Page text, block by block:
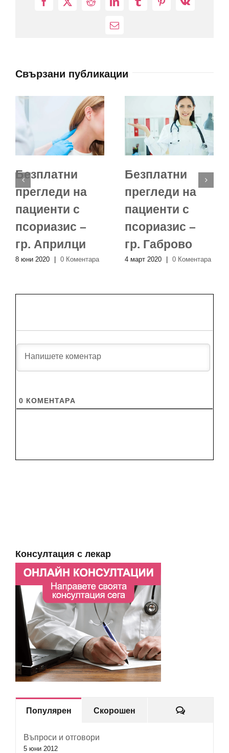
Facebook
X RedditLinkedInTumblrPinterest
Vk
Електронна
Свързани публикации
Безплатни
прегледи на
пациенти с
псориазис –
гр. Априлци
8 юни 2020 | 0 Коментара
Безплатни
прегледи на
пациенти с
псориазис –
гр. Габрово
4 март 2020 0 Коментара
0 КОМЕНТАРA
Консултация с лекар
Популярен Скорошен Коментари
Въпроси и отговори
5 юни 2012